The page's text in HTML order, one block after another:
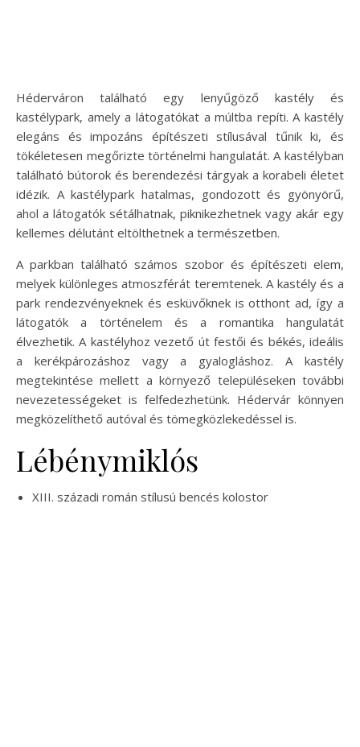
Héderváron található egy lenyűgöző kastély és
kastélypark, amely a látogatókat a múltba repíti. A kastély
elegáns és impozáns építészeti stílusával tűnik ki, és
tökéletesen megőrizte történelmi hangulatát. A kastélyban
található bútorok és berendezési tárgyak a korabeli életet
idézik. A kastélypark hatalmas, gondozott és gyönyörű,
ahol a látogatók sétálhatnak, piknikezhetnek vagy akár egy
kellemes délutánt eltölthetnek a természetben.
A parkban található számos szobor és építészeti elem,
melyek különleges atmoszférát teremtenek. A kastély és a
park rendezvényeknek és esküvőknek is otthont ad, így a
látogatók a történelem és a romantika hangulatát
élvezhetik. A kastélyhoz vezető út festői és békés, ideális
a kerékpározáshoz vagy a gyalogláshoz. A kastély
megtekintése mellett a környező településeken további
nevezetességeket is felfedezhetünk. Hédervár könnyen
megközelíthető autóval és tömegközlekedéssel is.
Lébénymiklós
XIII. századi román stílusú bencés kolostor